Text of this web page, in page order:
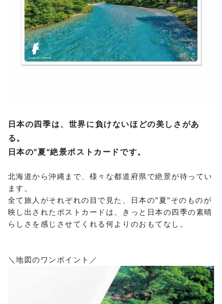
日本の四季は、世界に負けないほどの美しさがあ
る。
日本の"夏"絶景ポストカードです。
北海道から沖縄まで、様々な都道府県で絶景が待ってい
ます。
全て旅人がそれぞれの目で見た、日本の"夏"そのものが
映し出されたポストカードは、きっと日本の四季の素晴
らしさを感じさせてくれる何よりのおもてなし。
＼地図のワンポイント／